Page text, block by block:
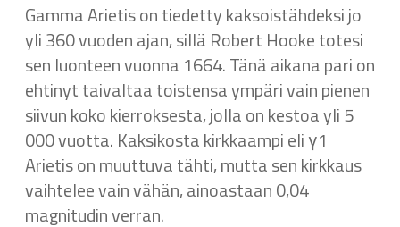
Gamma Arietis on tiedetty kaksoistähdeksi jo
yli 360 vuoden ajan, sillä Robert Hooke totesi
sen luonteen vuonna 1664. Tänä aikana pari on
ehtinyt taivaltaa toistensa ympäri vain pienen
siivun koko kierroksesta, jolla on kestoa yli 5
000 vuotta. Kaksikosta kirkkaampi eli γ1
Arietis on muuttuva tähti, mutta sen kirkkaus
vaihtelee vain vähän, ainoastaan 0,04
magnitudin verran.